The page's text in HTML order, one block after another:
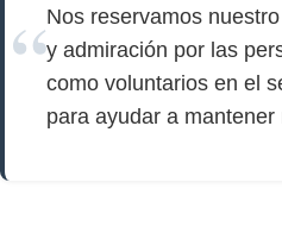
Nos reservamos
y admiración por las
como voluntarios en el
para ayudar a